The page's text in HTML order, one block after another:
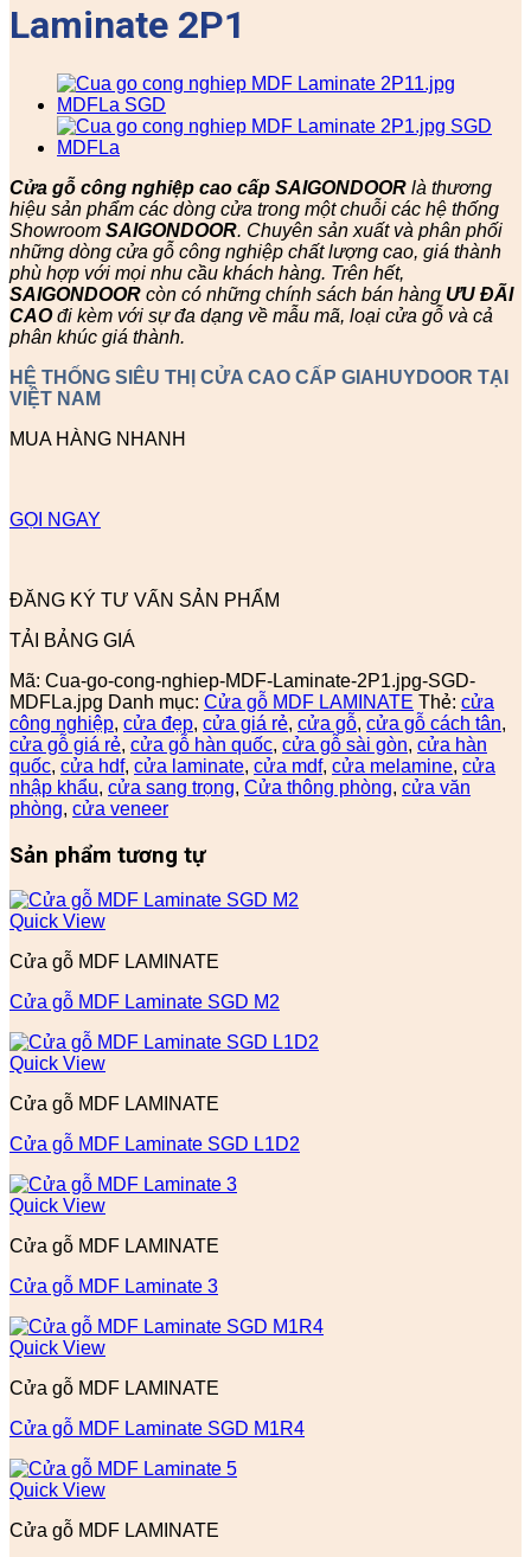
Laminate 2P1
Cửa gỗ công nghiệp cao cấp SAIGONDOOR là thương
hiệu sản phẩm các dòng cửa trong một chuỗi các hệ thống
Showroom SAIGONDOOR. Chuyên sản xuất và phân phối
những dòng cửa gỗ công nghiệp chất lượng cao, giá thành
phù hợp với mọi nhu cầu khách hàng. Trên hết,
SAIGONDOOR còn có những chính sách bán hàng ƯU ĐÃI
CAOđi kèm với sự đa dạng về mẫu mã, loại cửa gỗ và cả
phân khúc giá thành.
HỆ THỐNG SIÊU THỊ CỬA CAO CẤP GIAHUYDOOR TẠI
VIỆT NAM
MUA HÀNG NHANH
GỌI NGAY
ĐĂNG KÝ TƯ VẤN SẢN PHẨM
TẢI BẢNG GIÁ
Mã: Cua-go-cong-nghiep-MDF-Laminate-2P1.jpg-SGD-
MDFLa.jpg Danh mục: Cửa gỗ MDF LAMINATE Thẻ: cửa
công nghiệp, cửa đẹp, cửa giá rẻ, cửa gỗ, cửa gỗ cách tân,
cửa gỗ giá rẻ, cửa gỗ hàn quốc, cửa gỗ sài gòn, cửa hàn
quốc, cửa hdf, cửa laminate, cửa mdf, cửa melamine, cửa
nhập khẩu, cửa sang trọng, Cửa thông phòng, cửa văn
phòng, cửa veneer
Sản phẩm tương tự
Quick View
Cửa gỗ MDF LAMINATE
Cửa gỗ MDF Laminate SGD M2
Quick View
Cửa gỗ MDF LAMINATE
Cửa gỗ MDF Laminate SGD L1D2
Quick View
Cửa gỗ MDF LAMINATE
Cửa gỗ MDF Laminate 3
Quick View
Cửa gỗ MDF LAMINATE
Cửa gỗ MDF Laminate SGD M1R4
Quick View
Cửa gỗ MDF LAMINATE